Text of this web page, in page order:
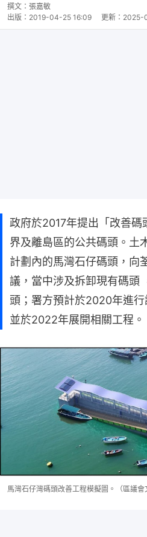
撰文： 張嘉敏
出版： 2019-04-25 16:09 更新： 2025-
政府於2017年提出「改善碼
界及離島區的公共碼頭。土
計劃內的馬灣石仔碼頭，向
議，當中涉及拆卸現有碼頭
頭；署方預計於2020年進行
並於2022年展開相關工程。
馬灣石仔灣碼頭改善工程模擬圖。（區議會